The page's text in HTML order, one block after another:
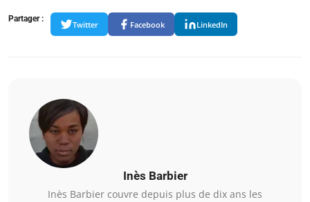
Partager :
Twitter Facebook LinkedIn
Inès Barbier
Inès Barbier couvre depuis plus de dix ans les